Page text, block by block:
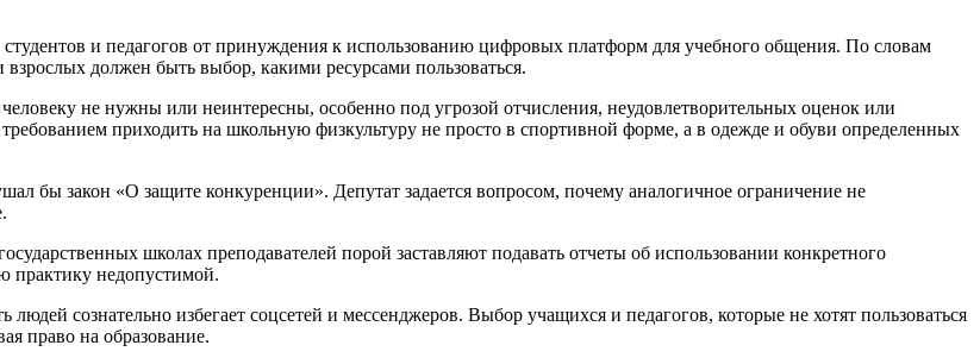
и педагогов от принуждения к использованию цифровых платформ для учебного общения. По словам
должен быть выбор, какими ресурсами пользоваться.
не нужны или неинтересны, особенно под угрозой отчисления, неудовлетворительных оценок или
приходить на школьную физкультуру не просто в спортивной форме, а в одежде и обуви определенных
бы закон «О защите конкуренции». Депутат задается вопросом, почему аналогичное ограничение не
школах преподавателей порой заставляют подавать отчеты об использовании конкретного
практику недопустимой.
сознательно избегает соцсетей и мессенджеров. Выбор учащихся и педагогов, которые не хотят пользоваться
право на образование.